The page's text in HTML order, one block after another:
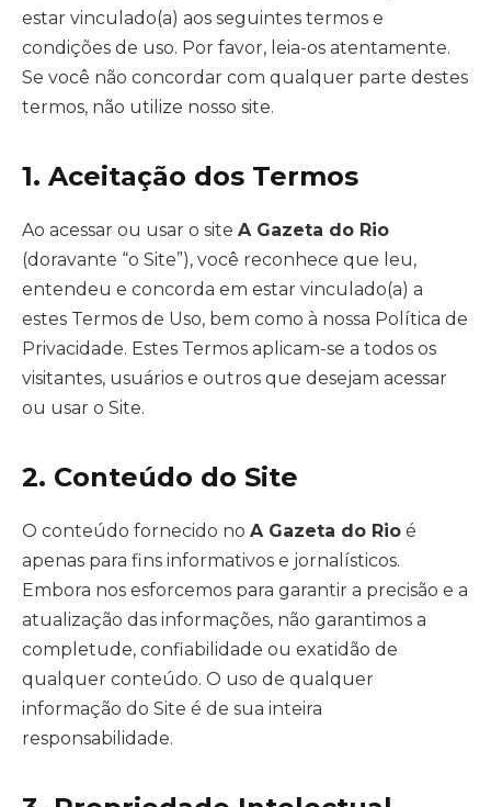
estar vinculado(a) aos seguintes termos e
condições de uso. Por favor, leia-os atentamente.
Se você não concordar com qualquer parte destes
termos, não utilize nosso site.
1. Aceitação dos Termos
Ao acessar ou usar o site A Gazeta do Rio
(doravante “o Site”), você reconhece que leu,
entendeu e concorda em estar vinculado(a) a
estes Termos de Uso, bem como à nossa Política de
Privacidade. Estes Termos aplicam-se a todos os
visitantes, usuários e outros que desejam acessar
ou usar o Site.
2. Conteúdo do Site
O conteúdo fornecido no A Gazeta do Rio é
apenas para fins informativos e jornalísticos.
Embora nos esforcemos para garantir a precisão e a
atualização das informações, não garantimos a
completude, confiabilidade ou exatidão de
qualquer conteúdo. O uso de qualquer
informação do Site é de sua inteira
responsabilidade.